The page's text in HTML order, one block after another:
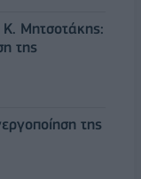
Κ. Μητσοτάκης:
της
της